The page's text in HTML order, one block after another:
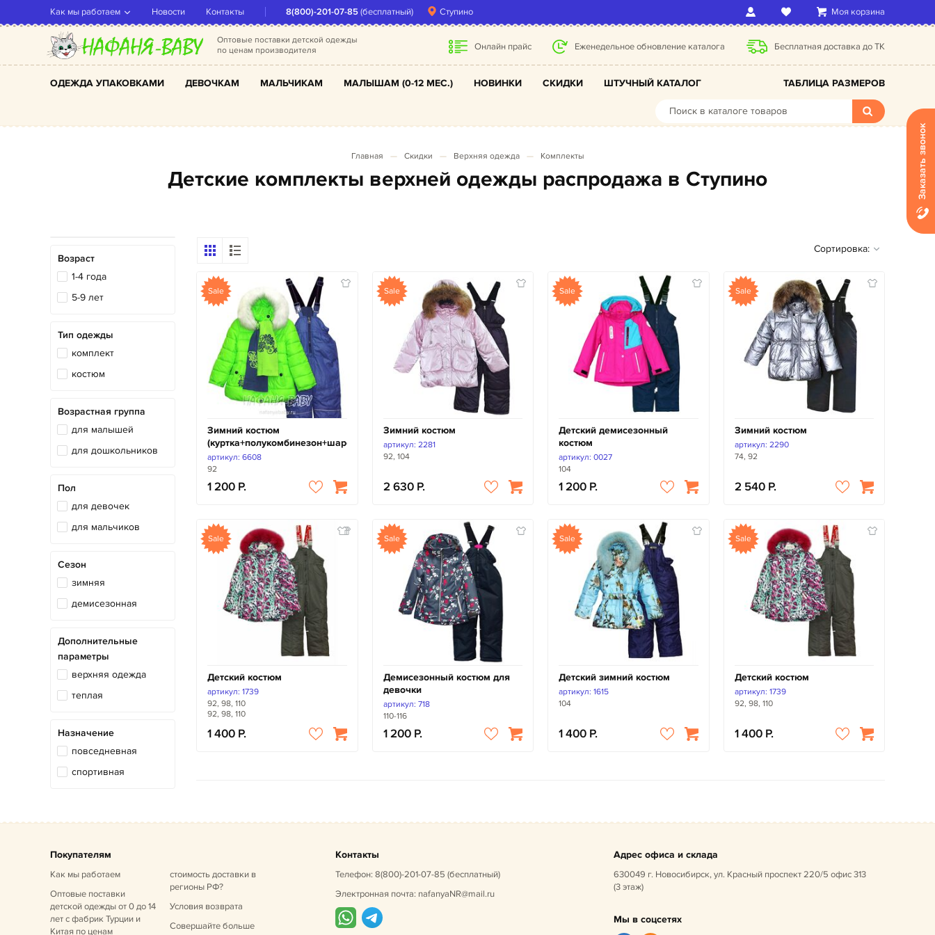
Моя корзина
Оптовые поставки детской одежды
по ценам производителя
Онлайн прайс Еженедельное обновление каталога Бесплатная доставка до ТК
ОДЕЖДА УПАКОВКАМИ ДЕВОЧКАМ МАЛЬЧИКАМ МАЛЫШАМ (0-12 МЕС.) НОВИНКИ СКИДКИ ШТУЧНЫЙ КАТАЛОГ ТАБЛИЦА РАЗМЕРОВ
Ступино
8(800)-201-07-85(бесплатный)
Как мы работаем Новости Контакты
Главная Скидки Верхняя одежда Комплекты
Детские комплекты верхней одежды распродажа в Ступино
Возраст
1-4 года
5-9 лет
Тип одежды
комплект
костюм
Возрастная группа
для малышей
для дошкольников
Пол
для девочек
для мальчиков
Сезон
зимняя
демисезонная
Дополнительные
параметры
верхняя одежда
теплая
Назначение
повседневная
спортивная
Сортировка:
Sale
Зимний костюм
(куртка+полукомбинезон+шарфик)
артикул: 6608
92
1 200
Sale
Зимний костюм
артикул: 2281
92, 104
2 630
Sale
Детский демисезонный
костюм
артикул: 0027
104
1 200
Sale
Зимний костюм
артикул: 2290
74, 92
2 540
Sale
Детский костюм
артикул: 1739
92, 98, 110
92, 98, 110
1 400
Sale
Демисезонный костюм для
девочки
артикул: 718
110-116
1 200
Sale
Детский зимний костюм
артикул: 1615
104
1 400
Sale
Детский костюм
артикул: 1739
92, 98, 110
1 400
Покупателям
Как мы работаем
Оптовые поставки
детской одежды от 0 до 14
летс фабрик Турции и
Китая по ценам
стоимость доставки в
регионы РФ?
Условия возврата
Совершайте больше
Контакты
Телефон: 8(800)-201-07-85 (бесплатный)
Электронная почта: nafanyaNR@mail.ru
Адрес офиса и склада
630049 г. Новосибирск, ул. Красный проспект 220/5 офис 313
(3 этаж)
Мы в соцсетях
Заказать звонок